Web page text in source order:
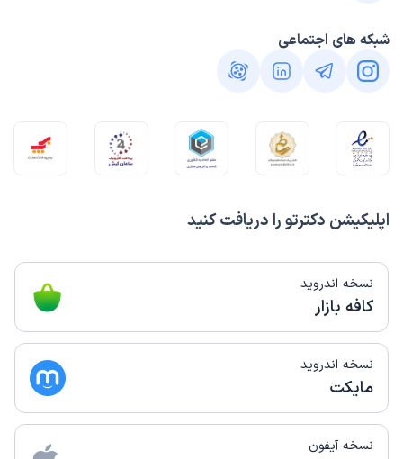
اپلیکیشن دکترتو را دریافت کنید
نسخه اندروید
کافه بازار
نسخه اندروید
مایکت
نسخه آیفون
شبکه های اجتماعی